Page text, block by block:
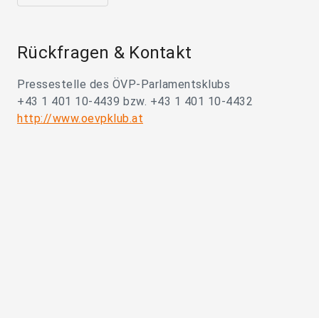
Rückfragen & Kontakt
Pressestelle des ÖVP-Parlamentsklubs
+43 1 401 10-4439 bzw. +43 1 401 10-4432
http://www.oevpklub.at